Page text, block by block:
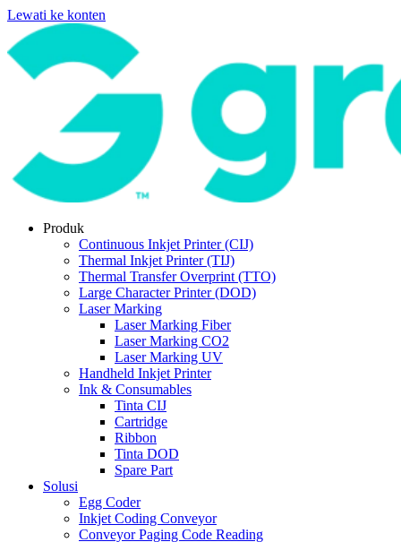
Lewati ke konten
Produk
Continuous Inkjet Printer (CIJ)
Thermal Inkjet Printer (TIJ)
Thermal Transfer Overprint (TTO)
Large Character Printer (DOD)
Laser Marking
Laser Marking Fiber
Laser Marking CO2
Laser Marking UV
Handheld Inkjet Printer
Ink & Consumables
Tinta CIJ
Cartridge
Ribbon
Tinta DOD
Spare Part
Solusi
Egg Coder
Inkjet Coding Conveyor
Conveyor Paging Code Reading